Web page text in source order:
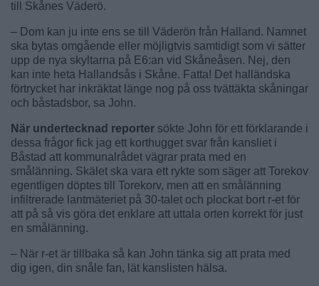
till Skånes Väderö.
– Dom kan ju inte ens se till Väderön från Halland. Namnet
ska bytas omgående eller möjligtvis samtidigt som vi sätter
upp de nya skyltarna på E6:an vid Skåneåsen. Nej, den
kan inte heta Hallandsås i Skåne. Fatta! Det halländska
förtrycket har inkräktat länge nog på oss tvättäkta skåningar
och båstadsbor, sa John.
När undertecknad reporter sökte John för ett förklarande i
dessa frågor fick jag ett korthugget svar från kansliet i
Båstad att kommunalrådet vägrar prata med en
smålänning. Skälet ska vara ett rykte som säger att Torekov
egentligen döptes till Torekorv, men att en smålänning
infiltrerade lantmäteriet på 30-talet och plockat bort r-et för
att på så vis göra det enklare att uttala orten korrekt för just
en smålänning.
– När r-et är tillbaka så kan John tänka sig att prata med
dig igen, din snåle fan, lät kanslisten hälsa.